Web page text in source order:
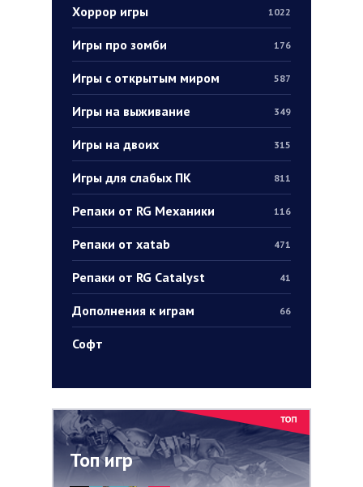
Хоррор игры 1022
Игры про зомби 176
Игры с открытым миром 587
Игры на выживание 349
Игры на двоих 315
Игры для слабых ПК 811
Репаки от RG Механики 116
Репаки от xatab 471
Репаки от RG Catalyst 41
Дополнения к играм 66
Софт
Топ игр